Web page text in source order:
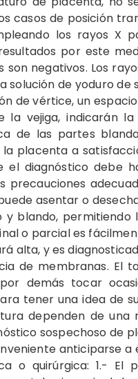
casos de posición
los rayos X
por este
negativos. Los
de yoduro de
de vértice, un
vejiga, indicarán la
de las partes
placenta a
el diagnóstico debe
precauciones
asentar o
blando, permitiendo
o parcial es
alta, y es
de membranas. El
demás tocar
tener una idea de
dependen de una
sospechoso de
anticiparse a
o quirúrgica: 1.- El